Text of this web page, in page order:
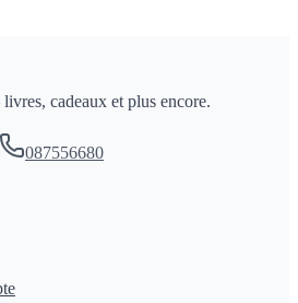
cadeaux et plus encore.
087556680